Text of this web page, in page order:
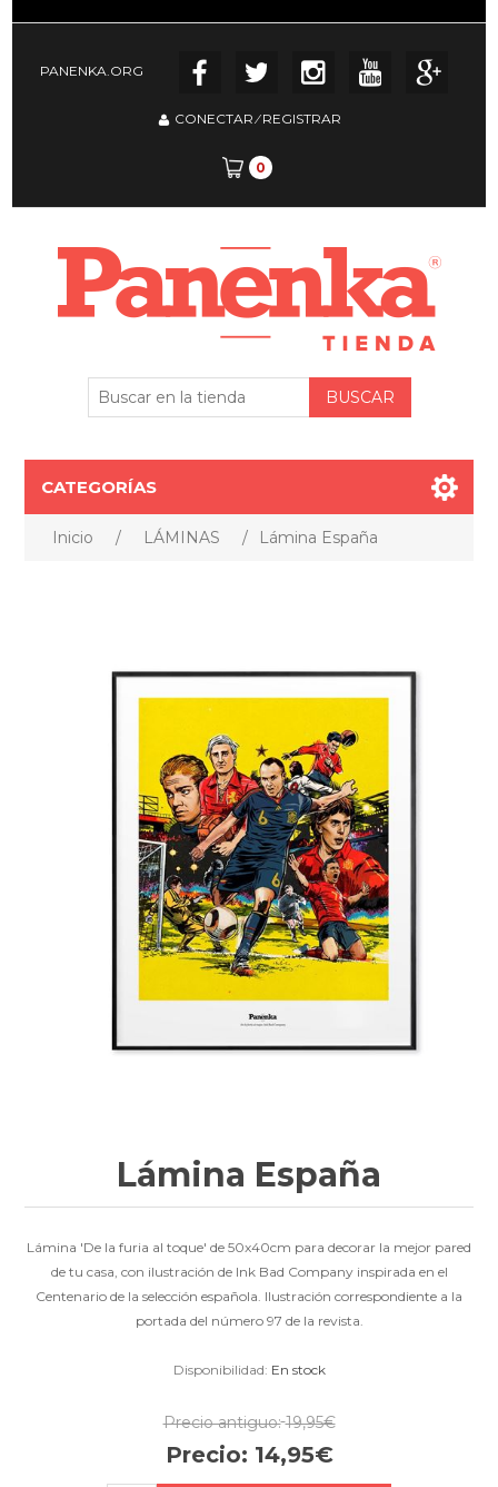
PANENKA.ORG
CONECTAR⁄REGISTRAR
0
CATEGORÍAS
Inicio / LÁMINAS / Lámina España
Lámina España
Lámina 'De la furia al toque' de 50x40cm para decorar la mejor pared
de tu casa, con ilustración de Ink Bad Company inspirada en el
Centenario de la selección española. Ilustración correspondiente a la
portada del número 97 de la revista.
Disponibilidad: En stock
Precio antiguo: 19,95€
Precio: 14,95€